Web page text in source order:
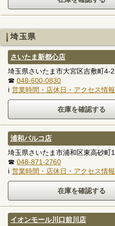
埼玉県
さいたま新都心店
埼玉県さいたま市大宮区吉敷町4-
☎ 048-600-0830
ℹ 営業時間・店休日・アクセス情
浦和パルコ店
埼玉県さいたま市浦和区東高砂町
☎ 048-871-2760
ℹ 営業時間・店休日・アクセス情
イオンモール川口前川店